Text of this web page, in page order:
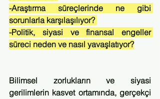
-Araştırma süreçlerinde ne gibi
sorunlarla karşılaşılıyor?
-Politik, siyasi ve finansal engeller
süreci neden ve nasıl yavaşlatıyor?
Bilimsel zorlukların ve siyasi
gerilimlerin kasvet ortamında, gerçekçi